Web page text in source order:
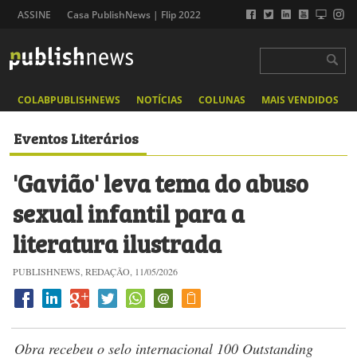
ASSINE Casa PublishNews | Flip 2022
COLABPUBLISHNEWS NOTÍCIAS COLUNAS MAIS VENDIDOS
Eventos Literários
'Gavião' leva tema do abuso
sexual infantil para a
literatura ilustrada
PUBLISHNEWS, REDAÇÃO, 11/05/2026
Obra recebeu o selo internacional 100 Outstanding